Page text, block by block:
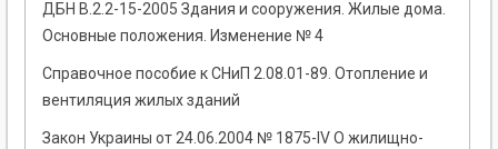
ДБН В.2.2-15-2005 Здания и сооружения. Жилые дома.
Основные положения. Изменение № 4
Справочное пособие к СНиП 2.08.01-89. Отопление и
вентиляция жилых зданий
Закон Украины от 24.06.2004 № 1875-IV О жилищно-